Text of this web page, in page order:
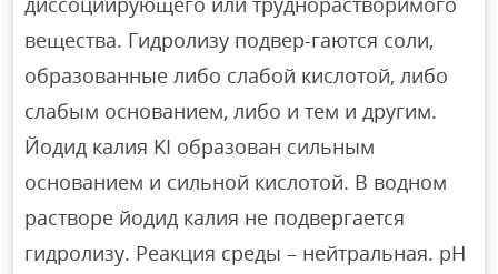
вещества. Гидролизу подвер-гаются соли,
образованные либо слабой кислотой, либо
слабым основанием, либо и тем и другим.
Йодид калия KI образован сильным
основанием и сильной кислотой. В водном
растворе йодид калия не подвергается
гидролизу. Реакция среды – нейтральная. рН